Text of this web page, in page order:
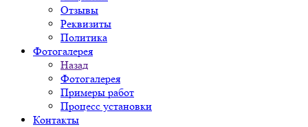
Отзывы
Реквизиты
Политика
Фотогалерея
Назад
Фотогалерея
Примеры работ
Процесс установки
Контакты